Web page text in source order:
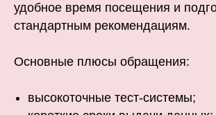
удобное время посещения и
стандартным рекомендациям.
Основные плюсы обращения:
высокоточные тест-системы;